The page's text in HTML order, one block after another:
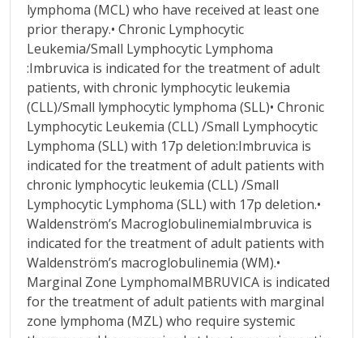
lymphoma (MCL) who have received at least one
prior therapy.• Chronic Lymphocytic
Leukemia/Small Lymphocytic Lymphoma
:Imbruvica is indicated for the treatment of adult
patients, with chronic lymphocytic leukemia
(CLL)/Small lymphocytic lymphoma (SLL)• Chronic
Lymphocytic Leukemia (CLL) /Small Lymphocytic
Lymphoma (SLL) with 17p deletion:Imbruvica is
indicated for the treatment of adult patients with
chronic lymphocytic leukemia (CLL) /Small
Lymphocytic Lymphoma (SLL) with 17p deletion.•
Waldenström’s MacroglobulinemiaImbruvica is
indicated for the treatment of adult patients with
Waldenström’s macroglobulinemia (WM).•
Marginal Zone LymphomaIMBRUVICA is indicated
for the treatment of adult patients with marginal
zone lymphoma (MZL) who require systemic